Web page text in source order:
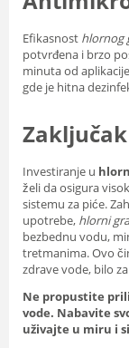
Efikasnost hlornog
potvrđena i brzo
minuta od
gde je hitna
Zaključak
Investiranje u
želi da osigura
sistemu za piće.
upotrebe, hlorni
bezbednu vodu,
tretmanima. Ovo
zdrave vode, bilo
Ne propustite
vode. Nabavite
uživajte u miru i